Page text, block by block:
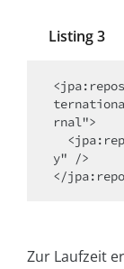
Listing 3
rnal">
y" />
</
Zur Laufzeit